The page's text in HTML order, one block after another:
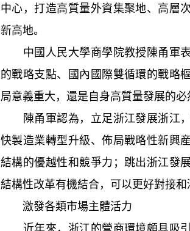
中心，打造高質量外資集聚地、高層
新高地。
中國人民大學商學院教授陳甬軍
的戰略支點、國內國際雙循環的戰略
局意義重大，還是自身高質量發展的必
陳甬軍認為，立足浙江發展浙江
快製造業轉型升級、佈局戰略性新興
結構的優越性和競爭力；跳出浙江發
結構性改革有機結合，可以更好對接和
激發各類市場主體活力
近年來，浙江的營商環境頗具吸